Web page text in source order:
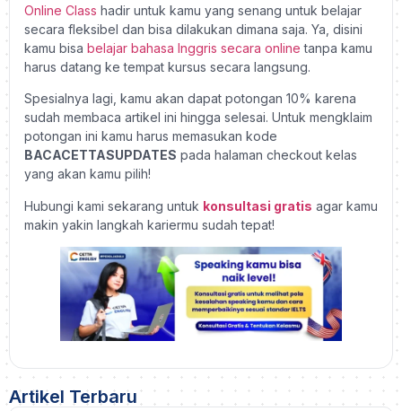
Online Class hadir untuk kamu yang senang untuk belajar
secara fleksibel dan bisa dilakukan dimana saja. Ya, disini
kamu bisa belajar bahasa Inggris secara online tanpa kamu
harus datang ke tempat kursus secara langsung.
Spesialnya lagi, kamu akan dapat potongan 10% karena
sudah membaca artikel ini hingga selesai. Untuk mengklaim
potongan ini kamu harus memasukan kode
BACACETTASUPDATES pada halaman checkout kelas
yang akan kamu pilih!
Hubungi kami sekarang untuk konsultasi gratis agar kamu
makin yakin langkah kariermu sudah tepat!
Artikel Terbaru